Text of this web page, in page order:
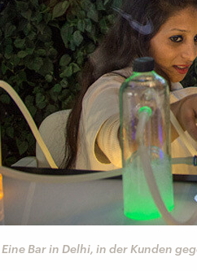
Eine Bar in Delhi, in der Kunden